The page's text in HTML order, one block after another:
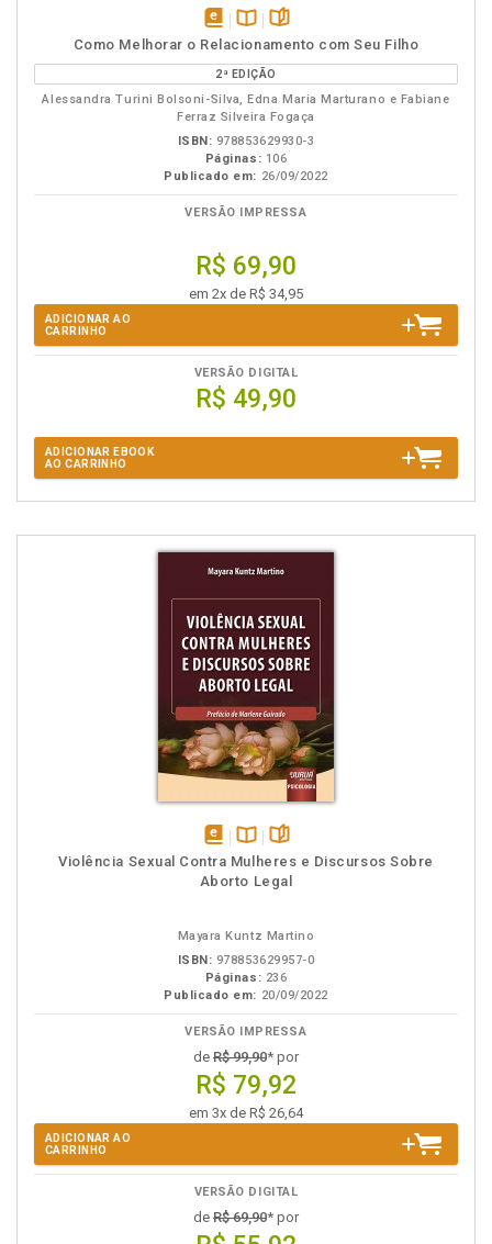
disponível
em
eBook
Disponível
na
B.V.
páginas
Como Melhorar o Relacionamento com Seu Filho
2ª EDIÇÃO
Alessandra Turini Bolsoni-Silva, Edna Maria Marturano e Fabiane
Ferraz Silveira Fogaça
ISBN: 978853629930-3
Páginas: 106
Publicado em: 26/09/2022
VERSÃO IMPRESSA
R$ 69,90
em 2x de R$ 34,95
ADICIONAR AO
CARRINHO
VERSÃO DIGITAL
R$ 49,90
ADICIONAR EBOOK
AO CARRINHO
disponível
em
Disponível
na
páginas
Violência Sexual Contra Mulheres e Discursos Sobre
Aborto Legal
Mayara Kuntz Martino
ISBN: 978853629957-0
Páginas: 236
Publicado em: 20/09/2022
VERSÃO IMPRESSA
de R$ 99,90* por
R$ 79,92
em 3x de R$ 26,64
ADICIONAR AO
CARRINHO
VERSÃO DIGITAL
de R$ 69,90* por